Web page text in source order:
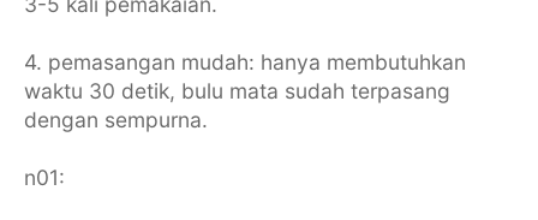
4. pemasangan mudah: hanya membutuhkan
waktu 30 detik, bulu mata sudah terpasang
dengan sempurna.
n01: